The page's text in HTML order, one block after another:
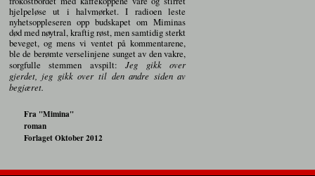
hjelpeløse ut i halvmørket. I radioen leste
nyhetsoppleseren opp budskapet om Miminas
død med nøytral, kraftig røst, men samtidig sterkt
beveget, og mens vi ventet på kommentarene,
ble de berømte verselinjene sunget av den vakre,
sorgfulle stemmen avspilt:Jeg gikk over
gjerdet, jeg gikk over til den andre siden av
begjæret.
Fra "Mimina"
roman
Forlaget Oktober 2012